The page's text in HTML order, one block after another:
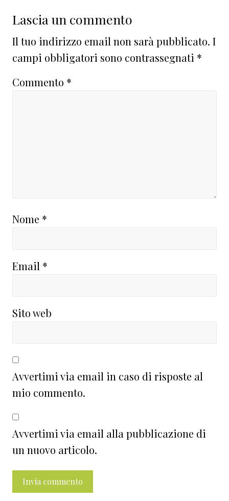
Lascia un commento
Il tuo indirizzo email non sarà pubblicato. I
campi obbligatori sono contrassegnati *
Commento *
Nome *
Email *
Sito web
Avvertimi via email in caso di risposte al
mio commento.
Avvertimi via email alla pubblicazione di
un nuovo articolo.